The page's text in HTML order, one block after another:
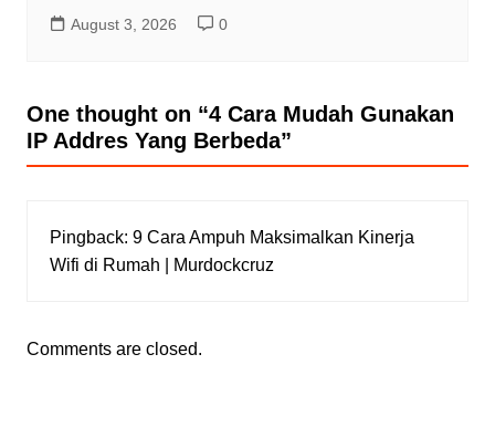
August 3, 2026 0
One thought on “4 Cara Mudah Gunakan
IP Addres Yang Berbeda”
Pingback: 9 Cara Ampuh Maksimalkan Kinerja
Wifi di Rumah | Murdockcruz
Comments are closed.